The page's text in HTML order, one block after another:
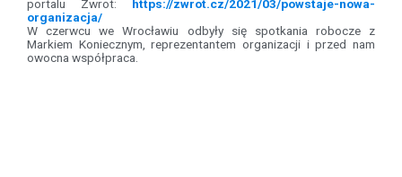
portalu Zwrot:
https://zwrot.cz/2021/03/powstaje-nowa-
organizacja/
W czerwcu we Wrocławiu odbyły się spotkania robocze z
Markiem Koniecznym, reprezentantem organizacji i przed nam
owocna współpraca.